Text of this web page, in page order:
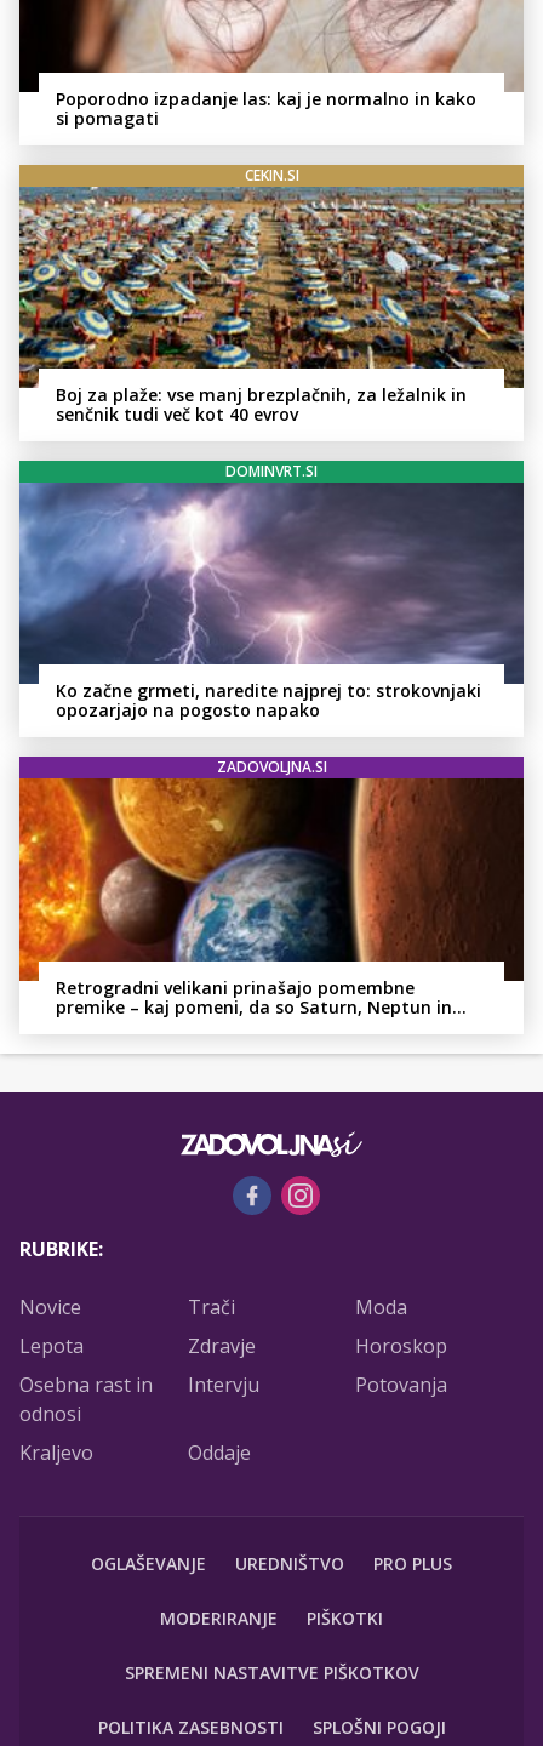
Poporodno izpadanje las: kaj je normalno in kako
si pomagati
CEKIN.SI
Boj za plaže: vse manj brezplačnih, za ležalnik in
senčnik tudi več kot 40 evrov
DOMINVRT.SI
Ko začne grmeti, naredite najprej to: strokovnjaki
opozarjajo na pogosto napako
ZADOVOLJNA.SI
Retrogradni velikani prinašajo pomembne
premike – kaj pomeni, da so Saturn, Neptun in
RUBRIKE:
Novice Trači
Moda
Lepota
Zdravje
Horoskop
Osebna rast in
odnosi
Intervju Potovanja
Kraljevo Oddaje
OGLAŠEVANJE UREDNIŠTVO PRO PLUS
MODERIRANJE PIŠKOTKI
SPREMENI NASTAVITVE PIŠKOTKOV
POLITIKA ZASEBNOSTI SPLOŠNI POGOJI